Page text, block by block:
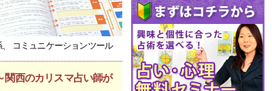
コミュニケーションツール
関西のカリスマ占い師が